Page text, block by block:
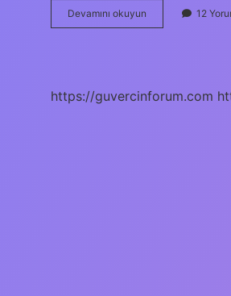
Devamını okuyun Alışkanlık
Beynin
12
https://guvercinforum.com